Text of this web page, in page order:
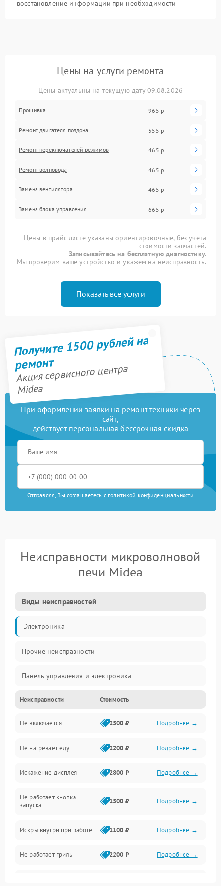
восстановление информации при необходимости
Цены на услуги ремонта
Цены актуальны на текущую дату 09.08.2026
Прошивка 965 р
Ремонт двигателя поддона 555 р
Ремонт переключателей режимов 465 р
Ремонт волновода 465 р
Замена вентилятора 465 р
Замена блока управления 665 р
Цены в прайс-листе указаны ориентировочные, без учета
стоимости запчастей.
Записывайтесь на бесплатную диагностику.
Мы проверим ваше устройство и укажем на неисправность.
Показать все услуги
Получите 1500 рублей на
ремонт
Акция сервисного центра
Midea
При оформлении заявки на ремонт техники через
сайт,
действует персональная бессрочная скидка
Отправляя, Вы соглашаетесь с политикой конфиденциальности
Неисправности микроволновой
печи Midea
Виды неисправностей
Электроника
Прочие неисправности
Панель управления и электроника
Дверца и корпус
Механика и внутренние элементы
Механические повреждения
Питание и запуск
Нагрев и приготовление
Программное обеспечение
Неисправности Стоимость
Не включается 2500 ₽ Подробнее →
Не нагревает еду 2200 ₽ Подробнее →
Искажение дисплея 2800 ₽ Подробнее →
Не работает кнопка
запуска
1500 ₽ Подробнее →
Искры внутри при работе 1100 ₽ Подробнее →
Не работает гриль 2200 ₽ Подробнее →